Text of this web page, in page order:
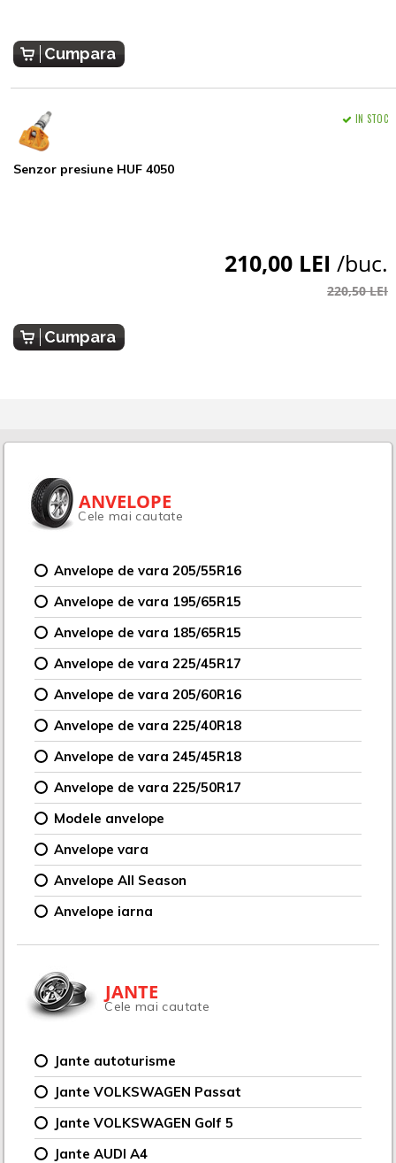
Cumpara
Senzor presiune HUF 4050
IN STOC
210,00 LEI /buc.
220,50 LEI
Cumpara
ANVELOPE
Cele mai cautate
Anvelope de vara 205/55R16
Anvelope de vara 195/65R15
Anvelope de vara 185/65R15
Anvelope de vara 225/45R17
Anvelope de vara 205/60R16
Anvelope de vara 225/40R18
Anvelope de vara 245/45R18
Anvelope de vara 225/50R17
Modele anvelope
Anvelope vara
Anvelope All Season
Anvelope iarna
JANTE
Cele mai cautate
Jante autoturisme
Jante VOLKSWAGEN Passat
Jante VOLKSWAGEN Golf 5
Jante AUDI A4